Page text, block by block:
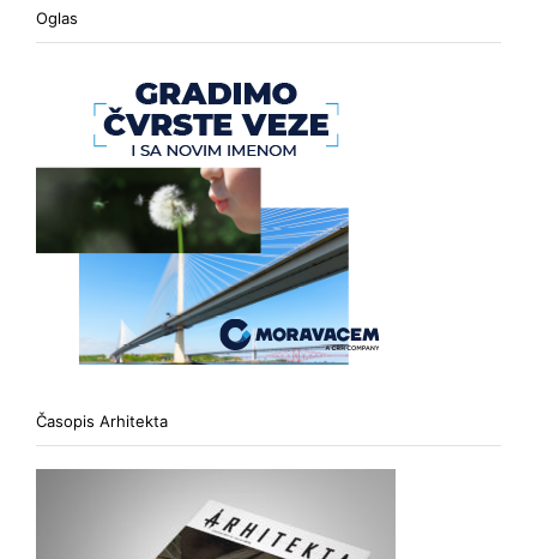
Oglas
Časopis Arhitekta